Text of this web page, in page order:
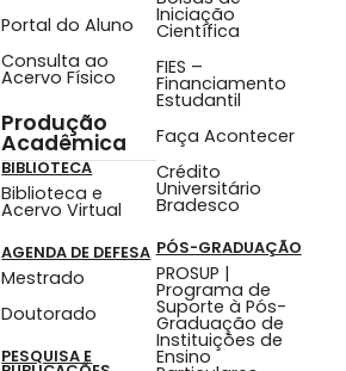
Portal do Aluno
Consulta ao
Acervo Físico
Produção
Acadêmica
BIBLIOTECA
Biblioteca e
Acervo Virtual
AGENDA DE DEFESA
Mestrado
Doutorado
PESQUISA E
Iniciação
Científica
FIES –
Financiamento
Estudantil
Faça Acontecer
Crédito
Universitário
Bradesco
PÓS-GRADUAÇÃO
PROSUP |
Programa de
Suporte à Pós-
Graduação de
Instituições de
Ensino